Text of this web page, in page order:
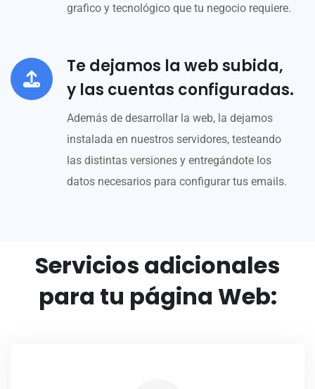
grafico y tecnológico que tu negocio requiere.
Te dejamos la web subida,
y las cuentas configuradas.
Además de desarrollar la web, la dejamos
instalada en nuestros servidores, testeando
las distintas versiones y entregándote los
datos necesarios para configurar tus emails.
Servicios adicionales
para tu página Web: